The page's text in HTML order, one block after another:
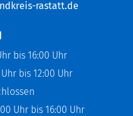
rastatt.de
bis 16:00 Uhr
bis 12:00 Uhr
Uhr bis 16:00 Uhr